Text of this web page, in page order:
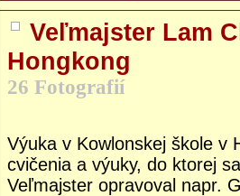
Veľmajster Lam
Hongkong
26 Fotografií
Výuka v Kowlonskej škole v
cvičenia a výuky, do ktorej
Veľmajster opravoval napr.